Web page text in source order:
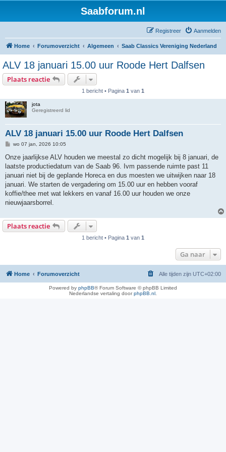
Saabforum.nl
Aanmelden
Registreer
Home Forumoverzicht Algemeen Saab Classics Vereniging Nederland
ALV 18 januari 15.00 uur Roode Hert Dalfsen
Plaats reactie
1 bericht • Pagina 1 van 1
jota
Geregistreerd lid
ALV 18 januari 15.00 uur Roode Hert Dalfsen
B
r
c
h
wo 07 jan, 2026 10:05
Onze jaarlijkse ALV houden we meestal zo dicht mogelijk bij 8 januari, de
laatste productiedatum van de Saab 96. Ivm passende ruimte past 11
januari niet bij de geplande Horeca en dus moesten we uitwijken naar 18
januari. We starten de vergadering om 15.00 uur en hebben vooraf
koffie/thee met wat lekkers en vanaf 16.00 uur houden we onze
nieuwjaarsborrel.
Plaats reactie
1 bericht • Pagina 1 van 1
Ga naar
Home Forumoverzicht Alle tijden zijn UTC+02:00
Powered by phpBB® Forum Software © phpBB Limited
Nederlandse vertaling doorphpBB.nl